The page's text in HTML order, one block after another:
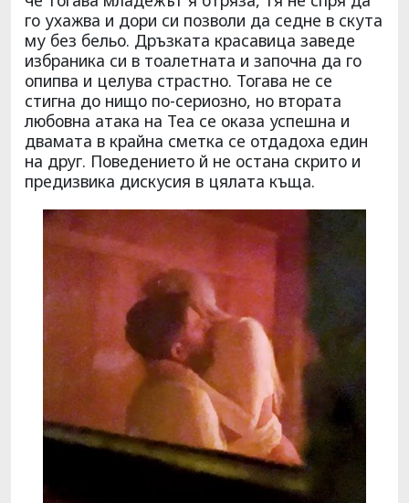
го ухажва и дори си позволи да седне в скута
му без бельо. Дръзката красавица заведе
избраника си в тоалетната и започна да го
опипва и целува страстно. Тогава не се
стигна до нищо по-сериозно, но втората
любовна атака на Теа се оказа успешна и
двамата в крайна сметка се отдадоха един
на друг. Поведението й не остана скрито и
предизвика дискусия в цялата къща.